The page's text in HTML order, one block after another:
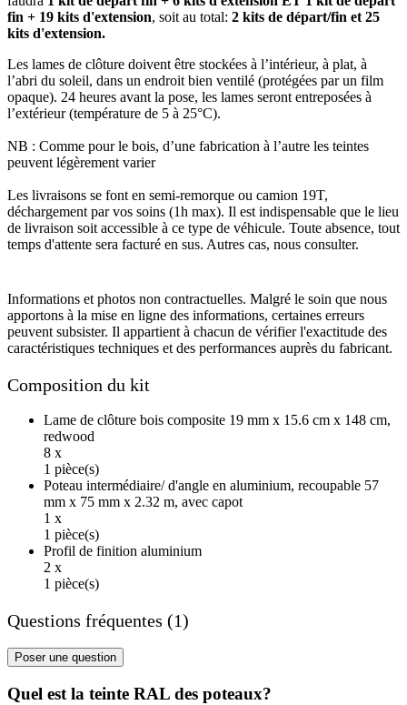
fin + 19 kits d'extension, soit au total: 2 kits de départ/fin et 25
kits d'extension.
Les lames de clôture doivent être stockées à l’intérieur, à plat, à
l’abri du soleil, dans un endroit bien ventilé (protégées par un film
opaque). 24 heures avant la pose, les lames seront entreposées à
l’extérieur (température de 5 à 25°C).
NB : Comme pour le bois, d’une fabrication à l’autre les teintes
peuvent légèrement varier
Les livraisons se font en semi-remorque ou camion 19T,
déchargement par vos soins (1h max). Il est indispensable que le lieu
de livraison soit accessible à ce type de véhicule. Toute absence, tout
temps d'attente sera facturé en sus. Autres cas, nous consulter.
Informations et photos non contractuelles. Malgré le soin que nous
apportons à la mise en ligne des informations, certaines erreurs
peuvent subsister. Il appartient à chacun de vérifier l'exactitude des
caractéristiques techniques et des performances auprès du fabricant.
Composition du kit
Lame de clôture bois composite 19 mm x 15.6 cm x 148 cm,
redwood
8 x
1 pièce(s)
Poteau intermédiaire/ d'angle en aluminium, recoupable 57
mm x 75 mm x 2.32 m, avec capot
1 x
1 pièce(s)
Profil de finition aluminium
2 x
1 pièce(s)
Questions fréquentes (1)
Poser une question
Quel est la teinte RAL des poteaux?